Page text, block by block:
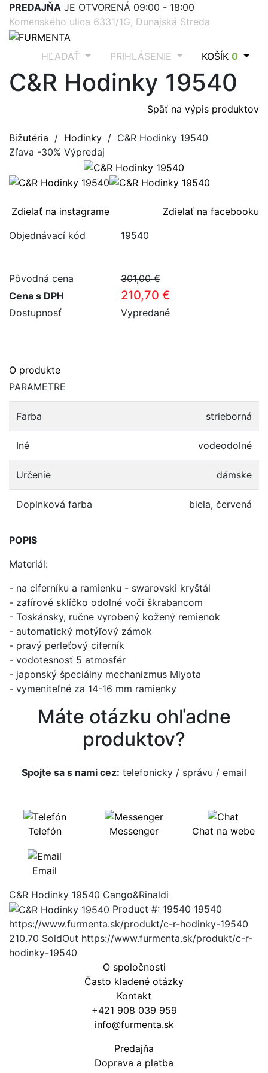
PREDAJŇA JE OTVORENÁ 09:00 - 18:00
Komenského ulica 6331/1G, Dunajská Streda
HĽADAŤ PRIHLÁSENIE KOŠÍK 0
C&R Hodinky 19540
Späť na výpis produktov
Bižutéria / Hodinky / C&R Hodinky 19540
Zľava -30% Výpredaj
Zdielať na instagrame
Zdielať na facebooku
Objednávací kód
19540
Pôvodná cena
301,00 €
Cena s DPH
210,70 €
Dostupnosť Vypredané
O produkte
PARAMETRE
Farba strieborná
Iné vodeodolné
Určenie dámske
Doplnková farba biela, červená
POPIS
Materiál:
- na ciferníku a ramienku - swarovski kryštál
- zafírové sklíčko odolné voči škrabancom
- Toskánsky, ručne vyrobený kožený remienok
- automatický motýľový zámok
- pravý perleťový ciferník
- vodotesnosť 5 atmosfér
- japonský špeciálny mechanizmus Miyota
- vymeniteľné za 14-16 mm ramienky
Máte otázku ohľadne
produktov?
Spojte sa s nami cez: telefonicky / správu / email
Telefón Messenger Chat na webe
Email
C&R Hodinky 19540 Cango&Rinaldi
Product #: 19540 19540
https://www.furmenta.sk/produkt/c-r-hodinky-19540
210.70 SoldOut https://www.furmenta.sk/produkt/c-r-
hodinky-19540
O spoločnosti
Často kladené otázky
Kontakt
+421 908 039 959
info@furmenta.sk
Predajňa
Doprava a platba